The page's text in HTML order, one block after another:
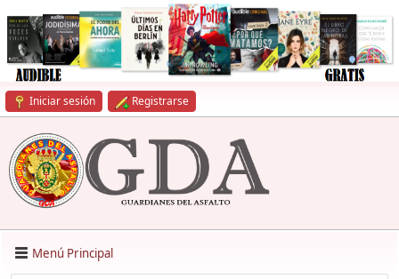
Iniciar sesión Registrarse
Menú Principal